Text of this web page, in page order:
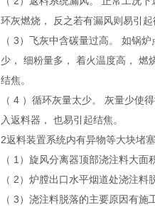
环灰燃烧， 反之若有漏风则易引起
（ 3）飞灰中含碳量过高。 如锅
少， 细粉量多， 着火温度高， 燃
结焦。
（ 4 ）循环灰量太少。 灰量少使
入返料器， 也易引起结焦。
2返料装置系统内有异物等大块堵
（ 1）旋风分离器顶部浇注料大面
（ 2）炉膛出口水平烟道处浇注料
（ 3）浇注料脱落的主要原因有